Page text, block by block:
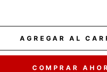
AGREGAR AL
COMPRAR